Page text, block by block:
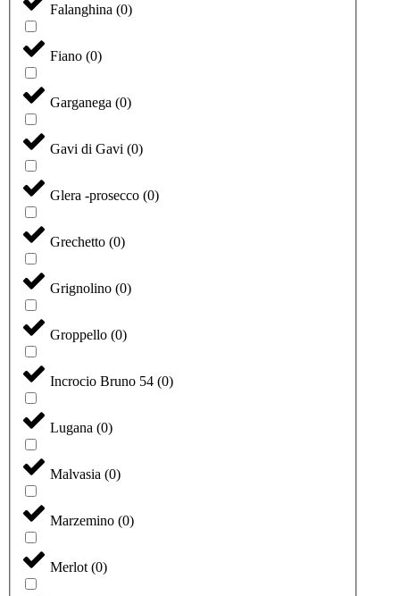
Falanghina (0)
Fiano (0)
Garganega (0)
Gavi di Gavi (0)
Glera -prosecco (0)
Grechetto (0)
Grignolino (0)
Groppello (0)
Incrocio Bruno 54 (0)
Lugana (0)
Malvasia (0)
Marzemino (0)
Merlot (0)